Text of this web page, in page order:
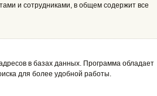
и сотрудниками, в общем содержит все
в базах данных. Программа обладает
для более удобной работы.